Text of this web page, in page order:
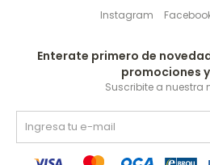
Instagram
Enterate primero de
promociones
Suscribite a nuestra